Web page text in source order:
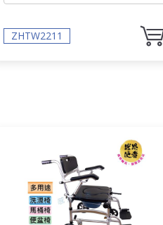
ZHTW2211